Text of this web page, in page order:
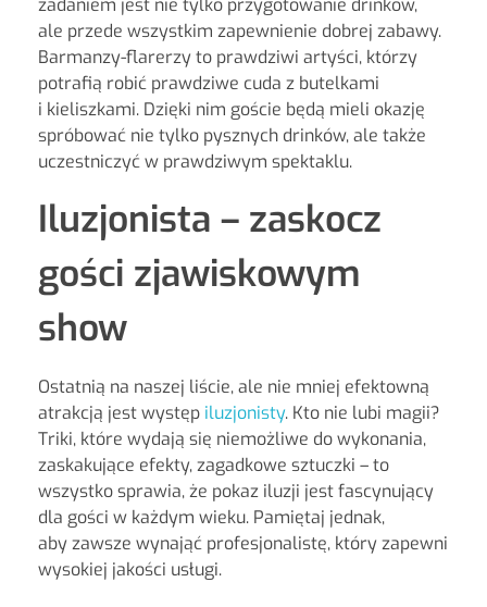
zadaniem jest nie tylko przygotowanie drinków,
ale przede wszystkim zapewnienie dobrej zabawy.
Barmanzy-flarerzy to prawdziwi artyści, którzy
potrafią robić prawdziwe cuda z butelkami
i kieliszkami. Dzięki nim goście będą mieli okazję
spróbować nie tylko pysznych drinków, ale także
uczestniczyć w prawdziwym spektaklu.
Iluzjonista – zaskocz
gości zjawiskowym
show
Ostatnią na naszej liście, ale nie mniej efektowną
atrakcją jest występ iluzjonisty. Kto nie lubi magii?
Triki, które wydają się niemożliwe do wykonania,
zaskakujące efekty, zagadkowe sztuczki – to
wszystko sprawia, że pokaz iluzji jest fascynujący
dla gości w każdym wieku. Pamiętaj jednak,
aby zawsze wynająć profesjonalistę, który zapewni
wysokiej jakości usługi.